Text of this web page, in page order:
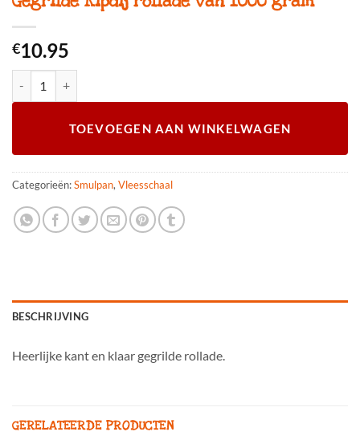
€10.95
TOEVOEGEN AAN WINKELWAGEN
Categorieën:Smulpan, Vleesschaal
BESCHRIJVING
Heerlijke kant en klaar gegrilde rollade.
GERELATEERDE PRODUCTEN